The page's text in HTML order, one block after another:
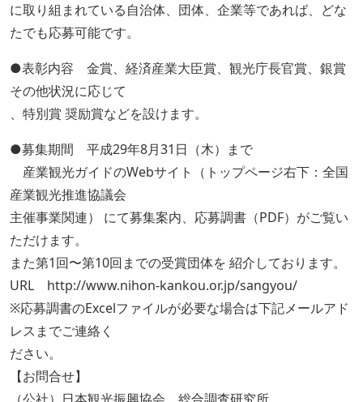
に取り組まれている自治体、団体、企業等であれば、どな
たでも応募可能です。
●表彰内容 金賞、経済産業大臣賞、観光庁長官賞、銀賞
その他状況に応じて
、特別賞 奨励賞などを設けます。
●募集期間 平成29年8月31日（木）まで
産業観光ガイドのWebサイト（トップページ右下：全国
産業観光推進協議会
主催事業関連） にて募集案内、応募調書（PDF）がご覧い
ただけます。
また第1回〜第10回までの受賞団体を 紹介しております。
URL http://www.nihon-kankou.or.jp/sangyou/
※応募調書のExcelファイルが必要な場合は下記メールアド
レスまでご連絡く
ださい。
【お問合せ】